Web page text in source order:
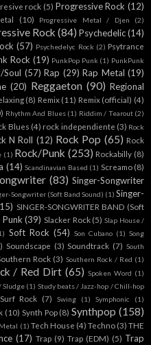
rock (5) Progressive Rock (12)
(10) Progressive Metal / Djen (2)
Rock (84) Psychedelic(14)
(57) Psychedelyc Rock (2) Psytrance
Rock (19) PunkPop Punk (1) PunkPunk
Soul (57) Rap (29) Rap Metal (19)
(20) Reggaeton (90) Regional
(8) Remix (11) Remix (official) (4)
Rhythm And Blues (1) Riddim / Tearout (2)
Blues (4) rock independiente (3) Rock
N Roll (12) Rock Pop (65) Rock
(1) Rock/Punk (253) Rockabilly (8)
(14) Scandinavian Based (1) Screamo (8)
(83) Singer-Songwriter
Songwriter (Soft Band Sound) (1) Singer-
SINGER-SONGWRITER BAND (Soft
Punk (39) Slacker Rock (5) Slap House /
Soft Rock (54) Son Cubano (1) Song
Soundscape (3) Soundtrack (7) South
Rock (3) Southern Rock / Red (1)
/ Red Dirt (65) Spoken Word (1)
Sludge (1) Study beats / Jazz-hop / Chill-hop
Surf Rock (7) Swing (1) Symphonic (1)
(10) Synth Pop (8) Synthpop (158)
(1) Tech House (4) Techno (3) THE
(17) Trap (9) Trap (EDM) (5) Trap